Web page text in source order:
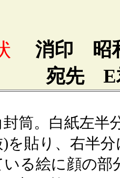
消印 昭
宛先 E
筒。白紙左半
を貼り、右半
いる絵に顔の部